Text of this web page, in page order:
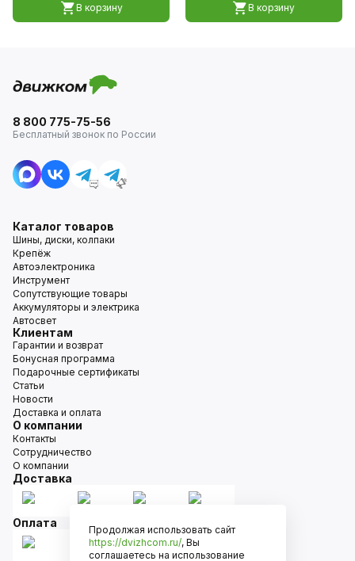
В корзину В корзину
8 800 775-75-56
Бесплатный звонок по России
Каталог товаров
Шины, диски, колпаки
Крепёж
Автоэлектроника
Инструмент
Сопутствующие товары
Аккумуляторы и электрика
Автосвет
Клиентам
Гарантии и возврат
Бонусная программа
Подарочные сертификаты
Статьи
Новости
Доставка и оплата
О компании
Контакты
Сотрудничество
О компании
Доставка
Оплата
Продолжая использовать сайт
https://dvizhcom.ru/, Вы
соглашаетесь на использование